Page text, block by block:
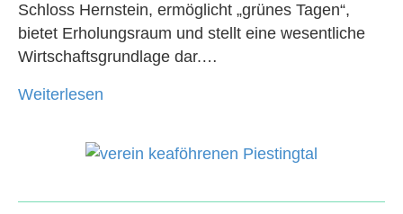
Schloss Hernstein, ermöglicht „grünes Tagen“,
bietet Erholungsraum und stellt eine wesentliche
Wirtschaftsgrundlage dar.…
Weiterlesen